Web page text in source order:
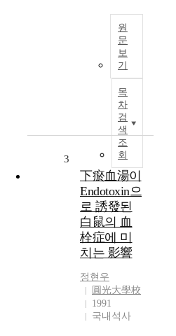
역
원
문
보
기
목
차
검
색
조
회
3
下瘀血湯이
Endotoxin으
로 誘發된
白鼠의 血
栓症에 미
치는 影響
정현우
圓光大學校
1991
국내석사